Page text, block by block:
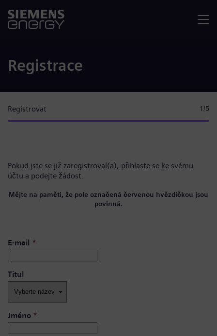
Registrace
Registrovat 1 /5
Pokud jste se již zaregistroval(a), přihlaste se ke svému
účtu a podejte žádost.
Mějte na paměti, že pole označená červenou hvězdičkou jsou
povinná.
E-mail *
Titul
Jméno *